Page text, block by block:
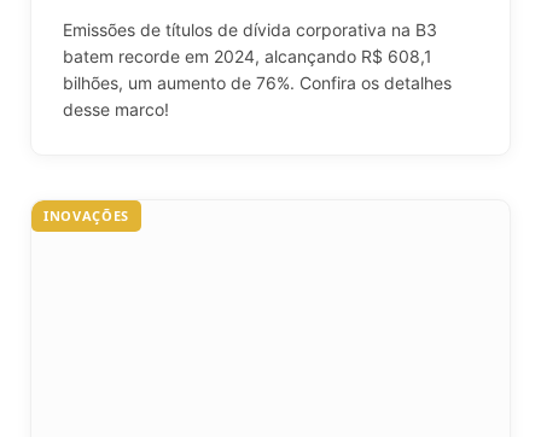
Emissões de títulos de dívida corporativa na B3
batem recorde em 2024, alcançando R$ 608,1
bilhões, um aumento de 76%. Confira os detalhes
desse marco!
INOVAÇÕES